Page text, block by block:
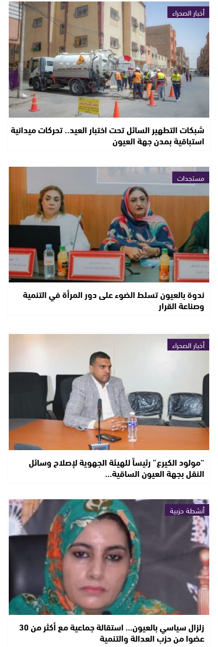
أخبار الصحراء
شبكات التطهير السائل تحت اختبار العيد.. تحركات ميدانية
استباقية بمدن جهة العيون
مستجدات
ندوة بالعيون تسلط الضوء على دور المرأة في التنمية
وصناعة القرار
أخبار الصحراء
“مولود الكيرع” رئيساً للهيئة الجهوية لإصلاح وسائل
النقل بجهة العيون الساقية…
أنشطة حزبية
زلزال سياسي بالعيون… استقالة جماعية مع أكثر من 30
عضوا من حزب العدالة والتنمية